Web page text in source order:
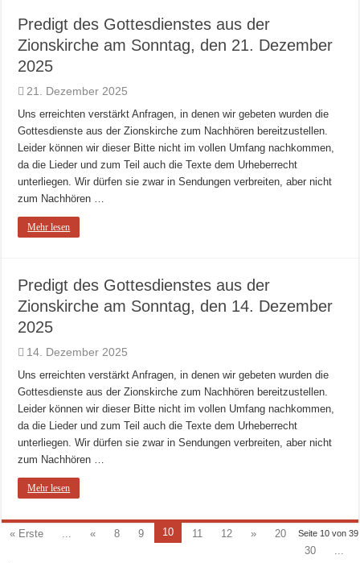
Predigt des Gottesdienstes aus der
Zionskirche am Sonntag, den 21. Dezember
2025
21. Dezember 2025
Uns erreichten verstärkt Anfragen, in denen wir gebeten wurden die
Gottesdienste aus der Zionskirche zum Nachhören bereitzustellen.
Leider können wir dieser Bitte nicht im vollen Umfang nachkommen,
da die Lieder und zum Teil auch die Texte dem Urheberrecht
unterliegen. Wir dürfen sie zwar in Sendungen verbreiten, aber nicht
zum Nachhören …
Mehr lesen
Predigt des Gottesdienstes aus der
Zionskirche am Sonntag, den 14. Dezember
2025
14. Dezember 2025
Uns erreichten verstärkt Anfragen, in denen wir gebeten wurden die
Gottesdienste aus der Zionskirche zum Nachhören bereitzustellen.
Leider können wir dieser Bitte nicht im vollen Umfang nachkommen,
da die Lieder und zum Teil auch die Texte dem Urheberrecht
unterliegen. Wir dürfen sie zwar in Sendungen verbreiten, aber nicht
zum Nachhören …
Mehr lesen
Seite 10 von 39
« Erste ... « 8 9 10 11 12 »
20
30
...